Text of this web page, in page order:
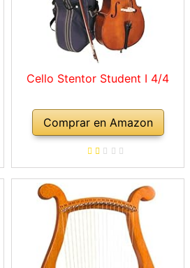
Cello Stentor Student I 4/4
Comprar en Amazon